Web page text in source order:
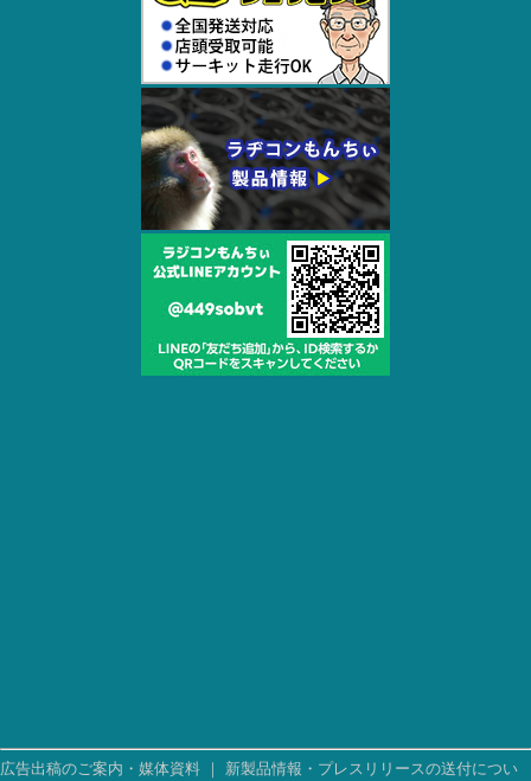
広告出稿のご案内・媒体資料 ｜ 新製品情報・プレスリリースの送付につい